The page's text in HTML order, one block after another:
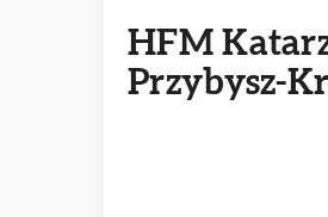
HFM
Przybysz-